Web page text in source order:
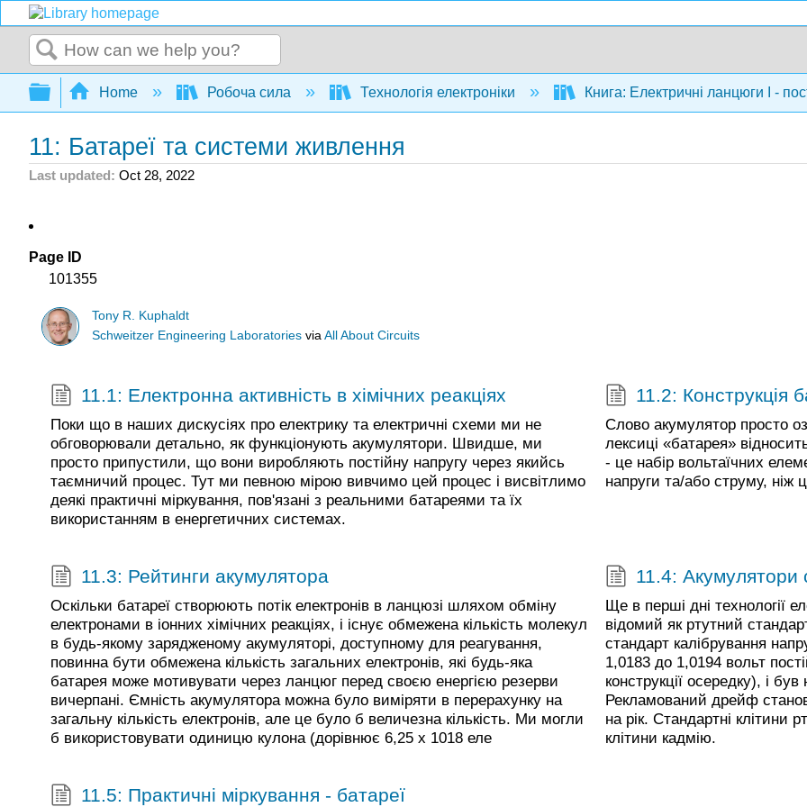
Search
Expand/collapse global hierarchy
Home Робоча сила Технологія електроніки Книга: Електричні ланцюги I -
11: Батареї та системи живлення
Last updated Oct 28, 2022
Page ID
101355
Tony R. Kuphaldt
Schweitzer Engineering Laboratoriesvia All About Circuits
11.1: Електронна активність в хімічних реакціях
Поки що в наших дискусіях про електрику та електричні схеми ми не
обговорювали детально, як функціонують акумулятори. Швидше, ми
просто припустили, що вони виробляють постійну напругу через якийсь
таємничий процес. Тут ми певною мірою вивчимо цей процес і висвітлимо
деякі практичні міркування, пов'язані з реальними батареями та їх
використанням в енергетичних системах.
11.2: Конструкція
Слово акумулятор просто
лексиці «батарея»
- це набір вольтаїчних
напруги та/або струму,
11.3: Рейтинги акумулятора
Оскільки батареї створюють потік електронів в ланцюзі шляхом обміну
електронами в іонних хімічних реакціях, і існує обмежена кількість молекул
в будь-якому зарядженому акумуляторі, доступному для реагування,
повинна бути обмежена кількість загальних електронів, які будь-яка
батарея може мотивувати через ланцюг перед своєю енергією резерви
вичерпані. Ємність акумулятора можна було виміряти в перерахунку на
загальну кількість електронів, але це було б величезна кількість. Ми могли
б використовувати одиницю кулона (дорівнює 6,25 х 1018 еле
11.4: Акумулятори
Ще в перші дні технології
відомий як ртутний
стандарт калібрування
1,0183 до 1,0194 вольт
конструкції осередку), і
Рекламований дрейф
на рік. Стандартні клітини
клітини кадмію.
11.5: Практичні міркування - батареї